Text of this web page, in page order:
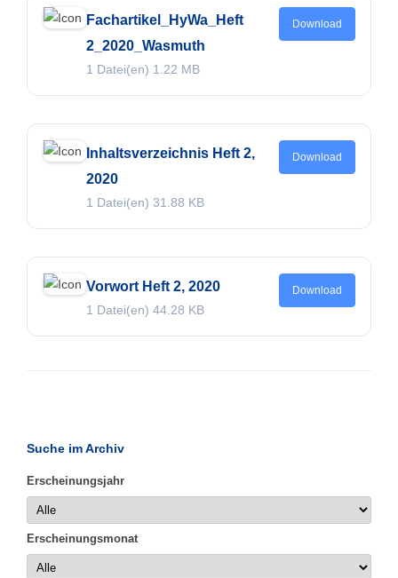
Fachartikel_HyWa_Heft
2_2020_Wasmuth
1 Datei(en) 1.22 MB
Download
Inhaltsverzeichnis Heft 2,
2020
1 Datei(en) 31.88 KB
Download
Vorwort Heft 2, 2020
1 Datei(en) 44.28 KB
Download
Suche im Archiv
Erscheinungsjahr
Erscheinungsmonat